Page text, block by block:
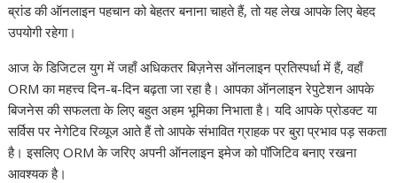
ब्रांड की ऑनलाइन पहचान को बेहतर बनाना चाहते हैं, तो यह लेख आपके लिए बेहद
उपयोगी रहेगा।
आज के डिजिटल युग में जहाँ अधिकतर बिज़नेस ऑनलाइन प्रतिस्पर्धा में हैं, वहाँ
ORM का महत्त्व दिन-ब-दिन बढ़ता जा रहा है। आपका ऑनलाइन रेपुटेशन आपके
बिजनेस की सफलता के लिए बहुत अहम भूमिका निभाता है। यदि आपके प्रोडक्ट या
सर्विस पर नेगेटिव रिव्यूज आते हैं तो आपके संभावित ग्राहक पर बुरा प्रभाव पड़ सकता
है। इसलिए ORM के जरिए अपनी ऑनलाइन इमेज को पॉजिटिव बनाए रखना
आवश्यक है।